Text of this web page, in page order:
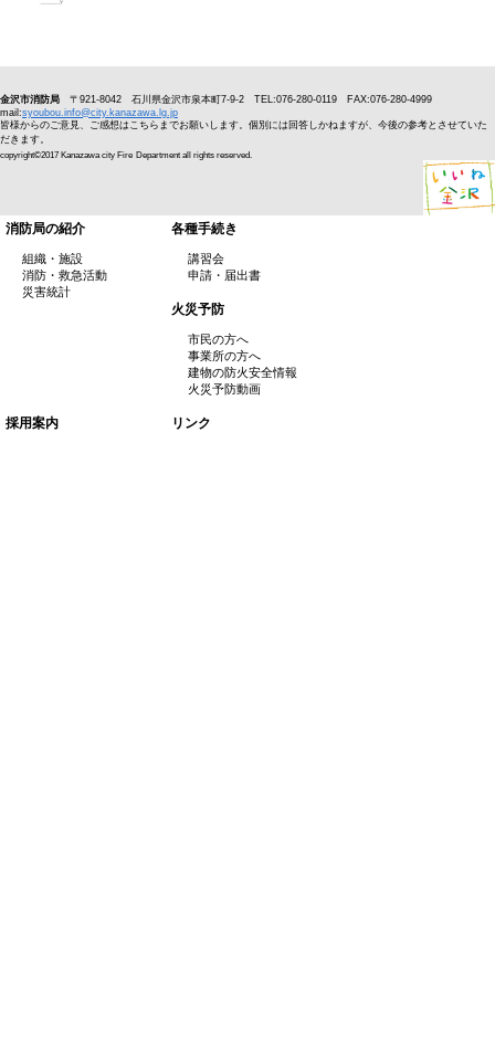
金沢市消防局 〒921-8042 石川県金沢市泉本町7-9-2 TEL:076-280-0119 FAX:076-280-4999
mail:syoubou.info@city.kanazawa.lg.jp
皆様からのご意見、ご感想はこちらまでお願いします。個別には回答しかねますが、今後の参考とさせていた
だきます。
copyright©2017 Kanazawa city Fire Department all rights reserved.
消防局の紹介
組織・施設
消防・救急活動
災害統計
各種手続き
講習会
申請・届出書
火災予防
市民の方へ
事業所の方へ
建物の防火安全情報
火災予防動画
採用案内 リンク